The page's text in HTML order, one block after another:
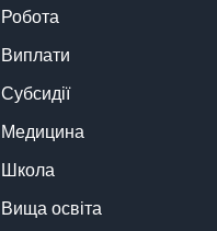
Робота
Виплати
Субсидії
Медицина
Школа
Вища освіта